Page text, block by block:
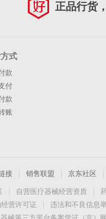
正品行货
式
款
付
款
账
接 销售联盟 京东社区
自营医疗器械经营资质
营许可证
违法和不良信息